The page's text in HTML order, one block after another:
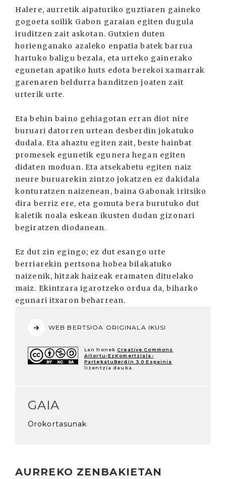
Halere, aurretik aipaturiko guztiaren gaineko
gogoeta soilik Gabon garaian egiten dugula
iruditzen zait askotan. Gutxien duten
horienganako azaleko enpatia batek barrua
hartuko baligu bezala, eta urteko gainerako
egunetan apatiko huts edota berekoi xamarrak
garenaren beldurra handitzen joaten zait
urterik urte.
Eta behin baino gehiagotan erran diot nire
buruari datorren urtean desberdin jokatuko
dudala. Eta ahaztu egiten zait, beste hainbat
promesek egunetik egunera hegan egiten
didaten moduan. Eta atsekabetu egiten naiz
neure buruarekin zintzo jokatzen ez dakidala
konturatzen naizenean, baina Gabonak iritsiko
dira berriz ere, eta gomuta bera burutuko dut
kaletik noala eskean ikusten dudan gizonari
begiratzen diodanean.
Ez dut zin egingo; ez dut esango urte
berriarekin pertsona hobea bilakatuko
naizenik, hitzak haizeak eramaten dituelako
maiz. Ekintzara igarotzeko ordua da, biharko
egunari itxaron beharrean.
WEB BERTSIOA ORIGINALA IKUSI
Lan honek Creative Commons
Aitortu-EzKomertziala-
PartekatuBerdin 3.0 Espainia
lizentzia dauka.
GAIA
Orokortasunak
AURREKO ZENBAKIETAN